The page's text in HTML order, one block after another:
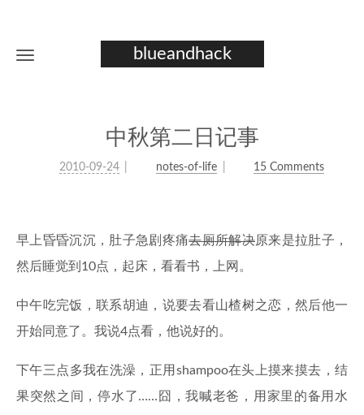
blueandhack
中秋第二日记事
2010-09-24 notes-of-life 15 Comments
早上昏昏沉沉，肚子急剧疼痛去厕所解决原来是拉肚子，
然后睡觉到10点，起床，看看书，上网。
中午吃完饭，联系胡迪，说要去看山楂树之恋，然后他一
开始同意了。我说4点看，他说好的。
下午三点多我在洗澡，正用shampoo在头上摸来摸去，结
果突然之间，停水了……囧，我喊老爸，用家里的备用水